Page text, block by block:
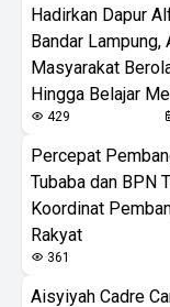
Hadirkan Dapur
Bandar Lampung,
Masyarakat
Hingga Belajar
429
Percepat
Tubaba dan BPN
Koordinat
Rakyat
361
Aisyiyah Cadre